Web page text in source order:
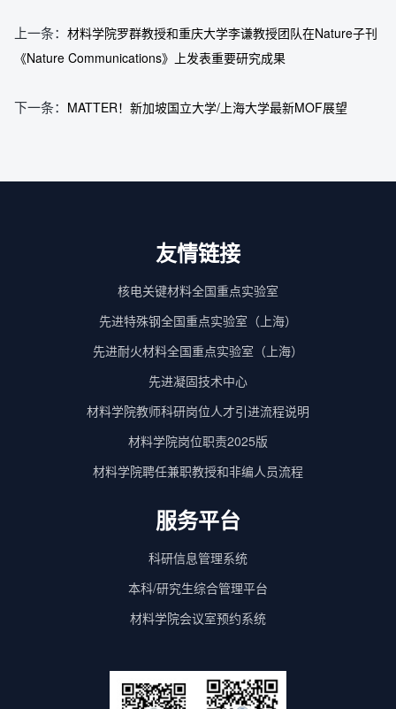
上一条： 材料学院罗群教授和重庆大学李谦教授团队在Nature子刊
《Nature Communications》上发表重要研究成果
下一条： MATTER！新加坡国立大学/上海大学最新MOF展望
友情链接
核电关键材料全国重点实验室
先进特殊钢全国重点实验室（上海）
先进耐火材料全国重点实验室（上海）
先进凝固技术中心
材料学院教师科研岗位人才引进流程说明
材料学院岗位职责2025版
材料学院聘任兼职教授和非编人员流程
服务平台
科研信息管理系统
本科/研究生综合管理平台
材料学院会议室预约系统